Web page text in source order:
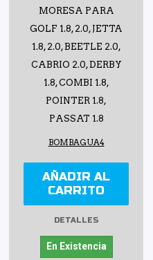
MORESA PARA
GOLF 1.8, 2.0, JETTA
1.8, 2.0, BEETLE 2.0,
CABRIO 2.0, DERBY
1.8, COMBI 1.8,
POINTER 1.8,
PASSAT 1.8
BOMBAGUA4
AÑADIR AL
CARRITO
DETALLES
En Existencia